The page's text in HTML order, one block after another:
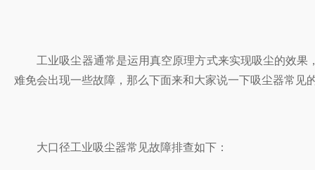
工业吸尘器通常是运用真空原理方式来实现吸尘的效果
难免会出现一些故障，那么下面来和大家说一下吸尘器常见
大口径工业吸尘器常见故障排查如下：